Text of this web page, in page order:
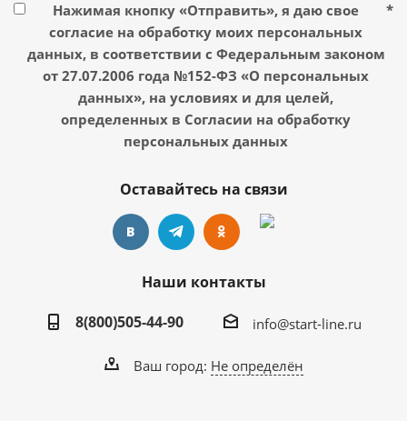
Нажимая кнопку «Отправить», я даю свое
согласие на обработку моих персональных
данных, в соответствии с Федеральным законом
от 27.07.2006 года №152-ФЗ «О персональных
данных», на условиях и для целей,
определенных в Согласии на обработку
персональных данных
*
Оставайтесь на связи
Наши контакты
8(800)505-44-90
info@start-line.ru
Ваш город: Не определён